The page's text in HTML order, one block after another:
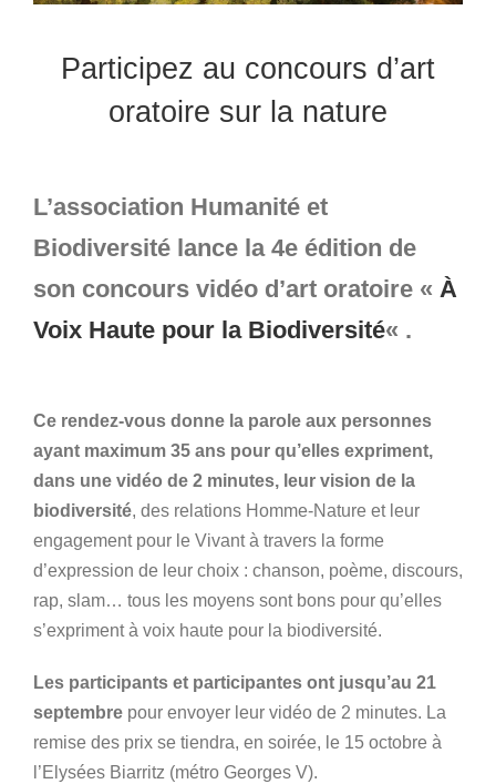
Participez au concours d’art
oratoire sur la nature
L’association Humanité et
Biodiversité lance la 4e édition de
son concours vidéo d’art oratoire « À
Voix Haute pour la Biodiversité« .
Ce rendez-vous donne la parole aux personnes
ayant maximum 35 ans pour qu’elles expriment,
dans une vidéo de 2 minutes, leur vision de la
biodiversité, des relations Homme-Nature et leur
engagement pour le Vivant à travers la forme
d’expression de leur choix : chanson, poème, discours,
rap, slam… tous les moyens sont bons pour qu’elles
s’expriment à voix haute pour la biodiversité.
Les participants et participantes ont jusqu’au 21
septembrepour envoyer leur vidéo de 2 minutes. La
remise des prix se tiendra, en soirée, le 15 octobre à
l’Elysées Biarritz (métro Georges V).